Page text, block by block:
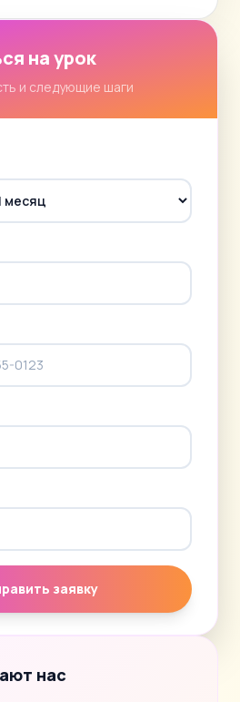
на урок
и следующие шаги
заявку
нас